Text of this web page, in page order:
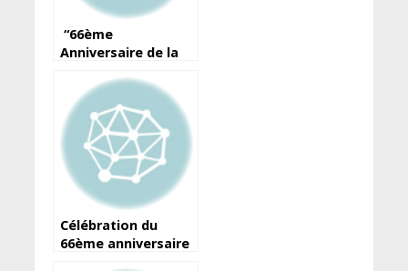
“66ème
Anniversaire de la
Guinéenne:
Célébrons Ensemble
à Berlin”
Célébration du
66ème anniversaire